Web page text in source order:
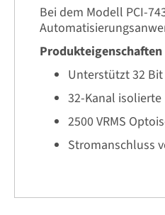
Bei dem Modell PCI-
Produkteigenschaften
Unterstützt 32 Bit
32-Kanal
2500 VRMS
Stromanschluss